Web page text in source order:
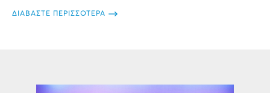
ΔΙΑΒΑΣΤΕ ΠΕΡΙΣΣΟΤΕΡΑ